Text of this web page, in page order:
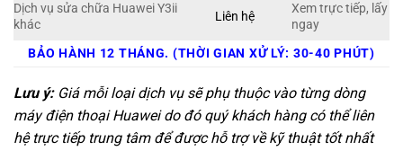
Dịch vụ sửa chữa Huawei Y3ii
khác
Liên hệ
Xem trực tiếp, lấy
ngay
BẢO HÀNH 12 THÁNG. (THỜI GIAN XỬ LÝ: 30-40 PHÚT)
Lưu ý:Giá mỗi loại dịch vụ sẽ phụ thuộc vào từng dòng
máy điện thoại Huawei do đó quý khách hàng có thể liên
hệ trực tiếp trung tâm để được hỗ trợ về kỹ thuật tốt nhất